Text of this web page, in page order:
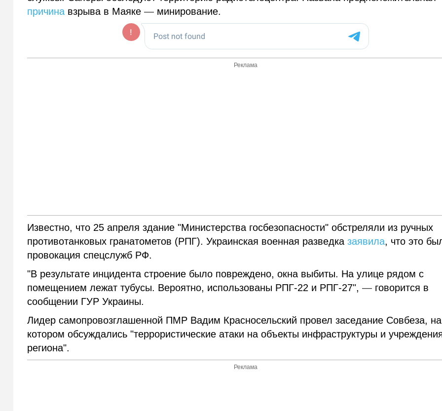
причина взрыва в Маяке— минирование.
Реклама
Известно, что 25 апреля здание "Министерства госбезопасности" обстреляли из ручных
противотанковых гранатометов (РПГ). Украинская военная разведказаявила, что это
провокация спецслужб РФ.
"В результате инцидента строение было повреждено, окна выбиты. На улице рядом с
помещением лежат тубусы. Вероятно, использованы РПГ-22 и РПГ-27",— говорится в
сообщении ГУР Украины.
Лидер самопровозглашенной ПМР Вадим Красносельский провел заседание Совбеза, на
котором обсуждались "террористические атаки на объекты инфраструктуры и
региона".
Реклама